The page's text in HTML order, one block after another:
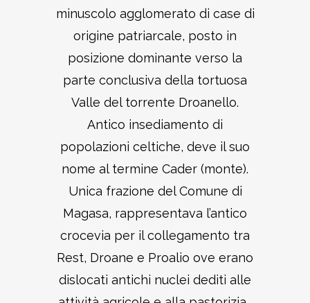
minuscolo agglomerato di case di
origine patriarcale, posto in
posizione dominante verso la
parte conclusiva della tortuosa
Valle del torrente Droanello.
Antico insediamento di
popolazioni celtiche, deve il suo
nome al termine Cader (monte).
Unica frazione del Comune di
Magasa, rappresentava l’antico
crocevia per il collegamento tra
Rest, Droane e Proalio ove erano
dislocati antichi nuclei dediti alle